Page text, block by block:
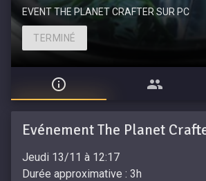
EVENT THE PLANET CRAFTER SUR PC
TERMINÉ
Evénement The Planet
Jeudi 13/11 à 12:17
Durée approximative : 3h